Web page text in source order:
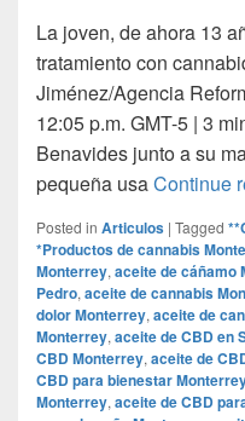
La joven, de ahora 13
tratamiento con
Jiménez/Agencia
12:05 p.m. GMT-5 | 3
Benavides junto a su
pequeña usaContinue
Posted in Articulos | Tagged
*Productos de cannabis
Monterrey, aceite de cáñamo
Pedro, aceite de cannabis
dolor Monterrey, aceite de
Monterrey, aceite de CBD en
CBD Monterrey, aceite de
CBD para bienestar
Monterrey, aceite de CBD